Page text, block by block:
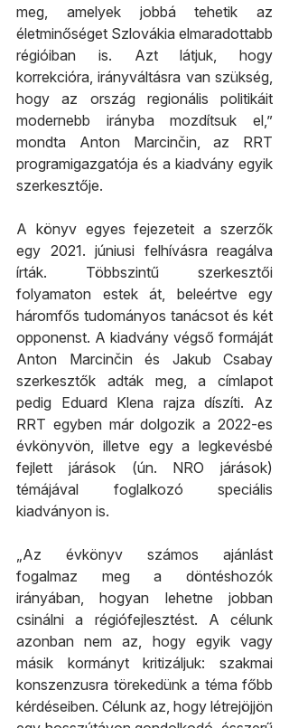
meg, amelyek jobbá tehetik az
életminőséget Szlovákia elmaradottabb
régióiban is. Azt látjuk, hogy
korrekcióra, irányváltásra van szükség,
hogy az ország regionális politikáit
modernebb irányba mozdítsuk el,”
mondta Anton Marcinčin, az RRT
programigazgatója és a kiadvány egyik
szerkesztője.
A könyv egyes fejezeteit a szerzők
egy 2021. júniusi felhívásra reagálva
írták. Többszintű szerkesztői
folyamaton estek át, beleértve egy
háromfős tudományos tanácsot és két
opponenst. A kiadvány végső formáját
Anton Marcinčin és Jakub Csabay
szerkesztők adták meg, a címlapot
pedig Eduard Klena rajza díszíti. Az
RRT egyben már dolgozik a 2022-es
évkönyvön, illetve egy a legkevésbé
fejlett járások (ún. NRO járások)
témájával foglalkozó speciális
kiadványon is.
„Az évkönyv számos ajánlást
fogalmaz meg a döntéshozók
irányában, hogyan lehetne jobban
csinálni a régiófejlesztést. A célunk
azonban nem az, hogy egyik vagy
másik kormányt kritizáljuk: szakmai
konszenzusra törekedünk a téma főbb
kérdéseiben. Célunk az, hogy létrejöjjön